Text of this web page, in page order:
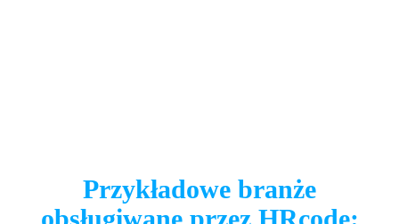
postępy zespołu.
Przykładowe branże
obsługiwane przez HRcode: